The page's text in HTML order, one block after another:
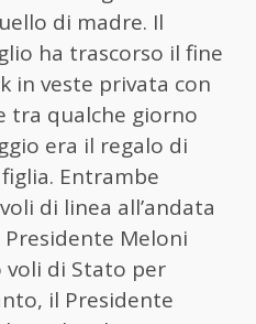
di madre. Il
ha trascorso il fine
in veste privata con
tra qualche giorno
era il regalo di
Entrambe
di linea all’andata
Meloni
di Stato per
il Presidente